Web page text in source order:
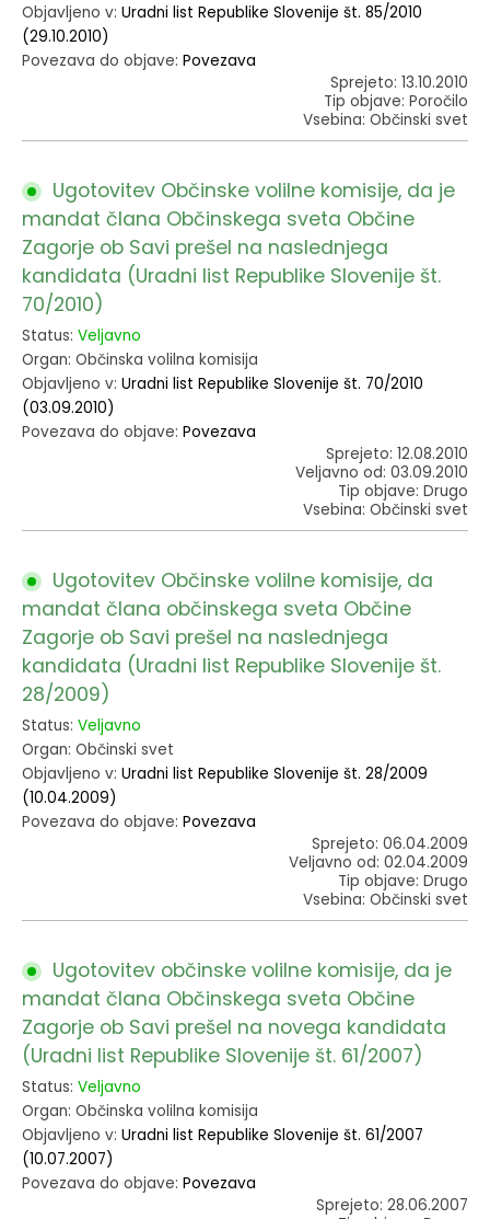
Objavljeno v: Uradni list Republike Slovenije št. 85/2010
(29.10.2010)
Povezava do objave: Povezava
Sprejeto: 13.10.2010
Tip objave: Poročilo
Vsebina: Občinski svet
Ugotovitev Občinske volilne komisije, da je
mandat člana Občinskega sveta Občine
Zagorje ob Savi prešel na naslednjega
kandidata (Uradni list Republike Slovenije št.
70/2010)
Status: Veljavno
Organ: Občinska volilna komisija
Objavljeno v: Uradni list Republike Slovenije št. 70/2010
(03.09.2010)
Povezava do objave: Povezava
Sprejeto: 12.08.2010
Veljavno od: 03.09.2010
Tip objave: Drugo
Vsebina: Občinski svet
Ugotovitev Občinske volilne komisije, da
mandat člana občinskega sveta Občine
Zagorje ob Savi prešel na naslednjega
kandidata (Uradni list Republike Slovenije št.
28/2009)
Status: Veljavno
Organ: Občinski svet
Objavljeno v: Uradni list Republike Slovenije št. 28/2009
(10.04.2009)
Povezava do objave: Povezava
Sprejeto: 06.04.2009
Veljavno od: 02.04.2009
Tip objave: Drugo
Vsebina: Občinski svet
Ugotovitev občinske volilne komisije, da je
mandat člana Občinskega sveta Občine
Zagorje ob Savi prešel na novega kandidata
(Uradni list Republike Slovenije št. 61/2007)
Status: Veljavno
Organ: Občinska volilna komisija
Objavljeno v: Uradni list Republike Slovenije št. 61/2007
(10.07.2007)
Povezava do objave: Povezava
Sprejeto: 28.06.2007